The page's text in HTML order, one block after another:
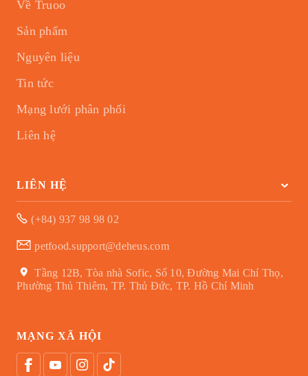
Về Truoo
Sản phẩm
Nguyên liệu
Tin tức
Mạng lưới phân phối
Liên hệ
LIÊN HỆ
(+84) 937 98 98 02
petfood.support@deheus.com
Tầng 12B, Tòa nhà Sofic, Số 10, Đường Mai Chí Thọ,
Phường Thủ Thiêm, TP. Thủ Đức, TP. Hồ Chí Minh
MẠNG XÃ HỘI